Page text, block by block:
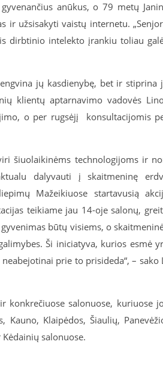
anūkus, o 79 metų
ir užsisakyti vaistų internetu.
dirbtinio intelekto įrankiu toliau
jų kasdienybę, bet ir stiprina
klientų aptarnavimo vadovės
o per rugsėjį konsultacijomis
šiuolaikinėms technologijoms ir
dalyvauti į skaitmeninę
Mažeikiuose startavusią
teikiame jau 14-oje salonų,
būtų visiems, o
Ši iniciatyva, kurios esmė
prie to prisideda“, – sako
konkrečiuose salonuose, kuriuose
Klaipėdos, Šiaulių,
salonuose.